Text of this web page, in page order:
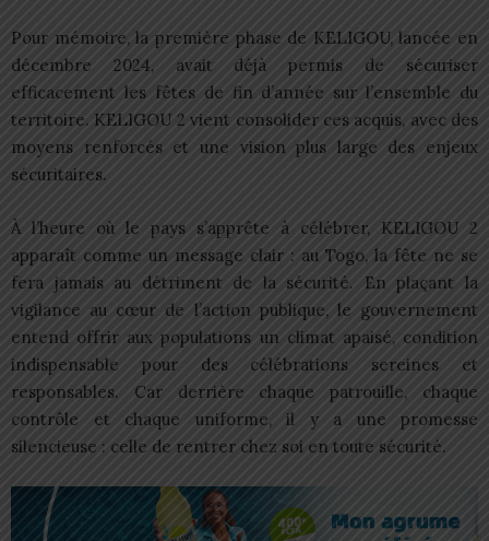
Pour mémoire, la première phase de KELIGOU, lancée en
décembre 2024, avait déjà permis de sécuriser
efficacement les fêtes de fin d’année sur l’ensemble du
territoire. KELIGOU 2 vient consolider ces acquis, avec des
moyens renforcés et une vision plus large des enjeux
sécuritaires.
À l’heure où le pays s’apprête à célébrer, KELIGOU 2
apparaît comme un message clair : au Togo, la fête ne se
fera jamais au détriment de la sécurité. En plaçant la
vigilance au cœur de l’action publique, le gouvernement
entend offrir aux populations un climat apaisé, condition
indispensable pour des célébrations sereines et
responsables. Car derrière chaque patrouille, chaque
contrôle et chaque uniforme, il y a une promesse
silencieuse : celle de rentrer chez soi en toute sécurité.